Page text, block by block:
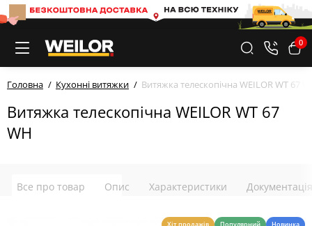
0
Головна Кухонні витяжки Витяжка телескопічна WEILOR WT 67
Витяжка телескопічна WEILOR WT 67
WH
Все про товар Опис Характеристики Документація
Хіт продажів Популярний Новинка